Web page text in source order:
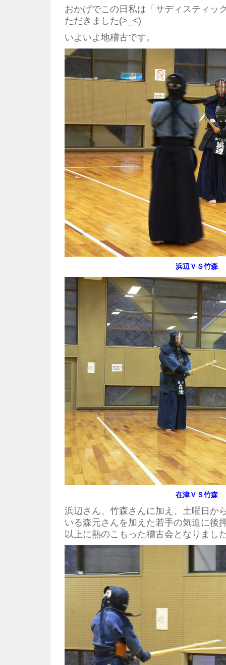
おかげでこの日私は「サディスティッ
ただきました(>_<)
いよいよ地稽古です。
浜辺ＶＳ竹森
在津ＶＳ竹森
浜辺さん、竹森さんに加え、土曜日か
いる森元さんを加えた若手の気迫に後
以上に熱のこもった稽古会となりまし